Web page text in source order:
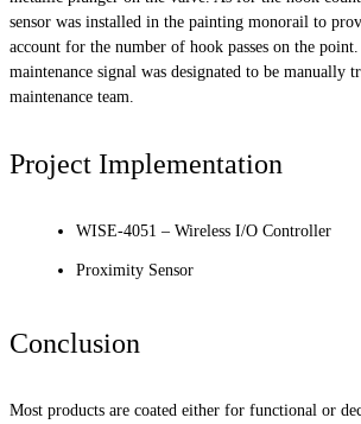
sensor was installed in the painting monorail to
account for the number of hook passes on the
maintenance signal was designated to be manually
maintenance team.
Project Implementation
WISE-4051 – Wireless I/O Controller
Proximity Sensor
Conclusion
Most products are coated either for functional or